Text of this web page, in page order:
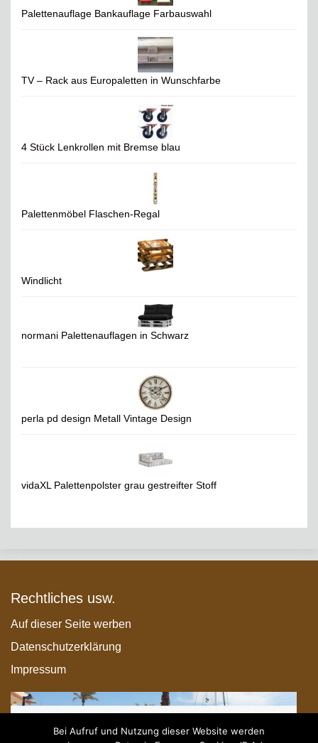
Palettenauflage Bankauflage Farbauswahl
TV – Rack aus Europaletten in Wunschfarbe
4 Stück Lenkrollen mit Bremse blau
Palettenmöbel Flaschen-Regal
Windlicht
normani Palettenauflagen in Schwarz
perla pd design Metall Vintage Design
vidaXL Palettenpolster grau gestreifter Stoff
Rechtliches usw.
Auf dieser Seite werben
Datenschutzerklärung
Impressum
Bei Aufruf und Nutzung dieser Website werden